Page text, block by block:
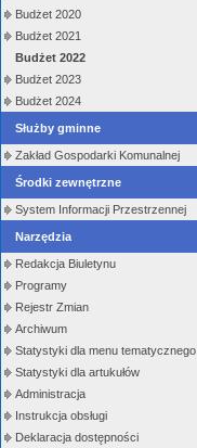
Budżet 2020
Budżet 2021
Budżet 2022
Budżet 2023
Budżet 2024
Służby gminne
Zakład Gospodarki Komunalnej
Środki zewnętrzne
System Informacji Przestrzennej
Narzędzia
Redakcja Biuletynu
Programy
Rejestr Zmian
Archiwum
Statystyki dla menu tematycznego
Statystyki dla artukułów
Administracja
Instrukcja obsługi
Deklaracja dostępności